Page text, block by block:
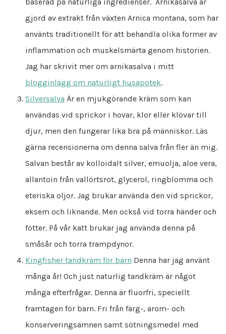
gjord av extrakt från växten Arnica montana, som har
använts traditionellt för att behandla olika former av
inflammation och muskelsmärta genom historien.
Jag har skrivit mer om arnikasalva i mitt
blogginlägg om naturligt husapotek.
Silversalva Är en mjukgörande kräm som kan
användas vid sprickor i hovar, klor eller klövar till
djur, men den fungerar lika bra på människor. Läs
gärna recensionerna om denna salva från fler än mig.
Salvan består av kolloidalt silver, emuolja, aloe vera,
allantoin från vallörtsrot, glycerol, ringblomma och
eteriska oljor. Jag brukar använda den vid sprickor,
eksem och liknande. Men också vid torra händer och
fötter. På vår katt brukar jag använda denna på
småsår och torra trampdynor.
Kingfisher tandkräm för barn Denna har jag använt
många år! Och just naturlig tandkräm är något
många efterfrågar. Denna är fluorfri, speciellt
framtagen för barn. Fri från färg-, arom- och
konserveringsämnen samt sötningsmedel med